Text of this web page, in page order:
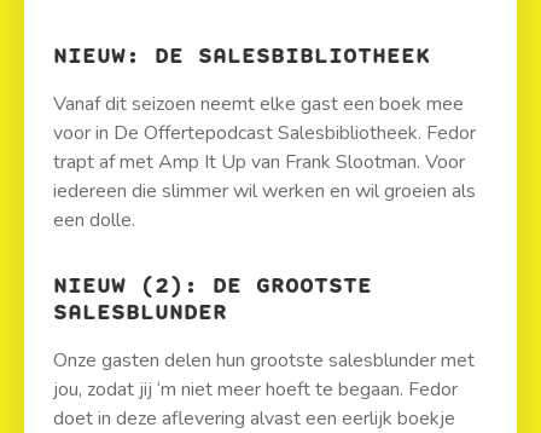
NIEUW: DE SALESBIBLIOTHEEK
Vanaf dit seizoen neemt elke gast een boek mee
voor in De Offertepodcast Salesbibliotheek. Fedor
trapt af met Amp It Up van Frank Slootman. Voor
iedereen die slimmer wil werken en wil groeien als
een dolle.
NIEUW (2): DE GROOTSTE
SALESBLUNDER
Onze gasten delen hun grootste salesblunder met
jou, zodat jij ‘m niet meer hoeft te begaan. Fedor
doet in deze aflevering alvast een eerlijk boekje